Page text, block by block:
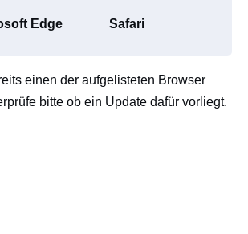
Edge Safari
einen der aufgelisteten Browser
bitte ob ein Update dafür vorliegt.